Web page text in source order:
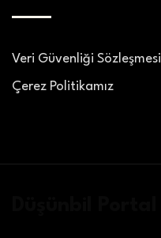
Veri Güvenliği Sözleşmesi
Çerez Politikamız